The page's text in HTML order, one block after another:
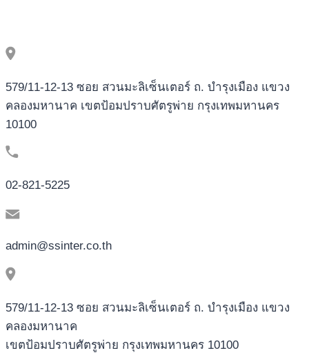
579/11-12-13 ซอย สวนมะลิเซ็นเตอร์ ถ. บำรุงเมือง แขวง
คลองมหานาค เขตป้อมปราบศัตรูพ่าย กรุงเทพมหานคร
10100
02-821-5225
admin@ssinter.co.th
579/11-12-13 ซอย สวนมะลิเซ็นเตอร์ ถ. บำรุงเมือง แขวง
คลองมหานาค
เขตป้อมปราบศัตรูพ่าย กรุงเทพมหานคร 10100